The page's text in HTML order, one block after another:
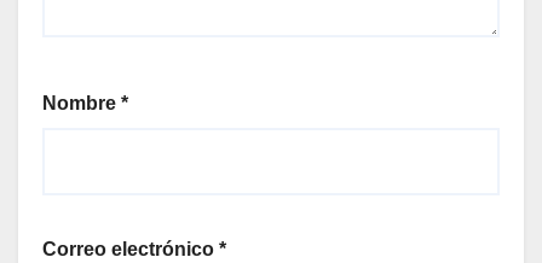
Nombre *
Correo electrónico *